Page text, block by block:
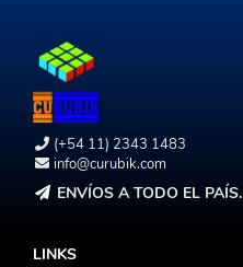
(+54 11) 2343 1483
info@curubik.com
ENVÍOS A TODO EL PAÍS.
LINKS